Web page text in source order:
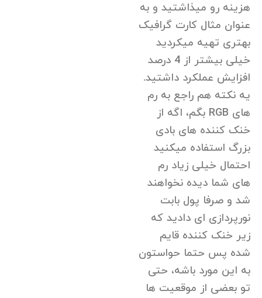
هزینه رو میذاشتید و به
عنوان مثال کارت گرافیک
بهتری تهیه میکردید
خیلی بیشتر از 4 درصد
افزایش عملکرد داشتید.
یه نکته هم راجع به رم
های RGB بگم، اگه از
خنک کننده های بادی
بزرگ استفاده میکنید
احتمال خیلی زیاد رم
های شما دیده نخواهند
شد و صرفا پول بابت
نورپردازی ای دادید که
زیر خنک کننده قایم
شده پس حتما حواستون
به این مورد باشه، حتی
تو بعضی از موقعیت ها